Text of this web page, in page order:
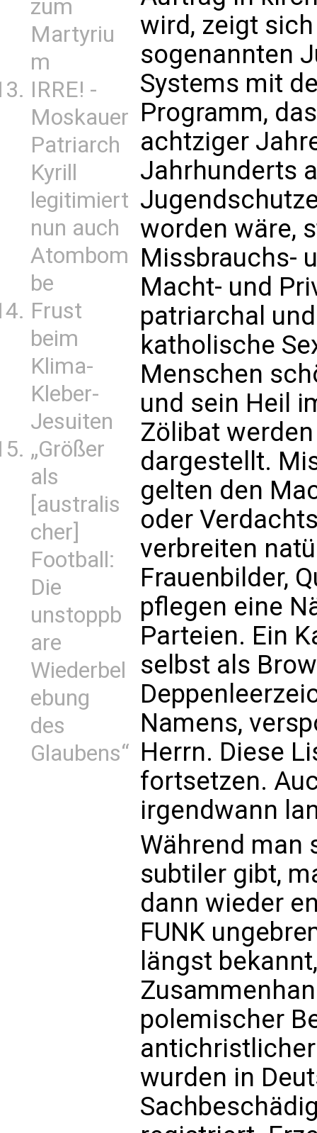
zum
Martyriu
m
IRRE! -
Moskauer
Patriarch
Kyrill
legitimiert
nun auch
Atombom
be
Frust
beim
Klima-
Kleber-
Jesuiten
„Größer
als
[australis
cher]
Football:
Die
unstoppb
are
Wiederbel
ebung
des
Glaubens“
wird, zeigt
sogenannten
Systems mit
Programm,
achtziger
Jahrhunderts
worden wäre,
Missbrauchs-
Macht- und
patriarchal
katholische
Menschen
und sein Heil
Zölibat
dargestellt.
gelten den
oder
verbreiten
Frauenbilder,
pflegen eine
Parteien. Ein
selbst als
Namens,
Herrn. Diese
fortsetzen.
irgendwann
Während man
subtiler gibt,
dann wieder
FUNK
längst
polemischer
wurden in